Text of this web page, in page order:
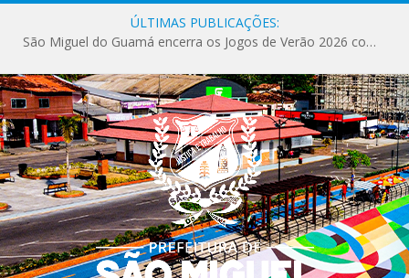
ÚLTIMAS PUBLICAÇÕES:
São Miguel do Guamá encerra os Jogos de Verão 2026 com sucesso de público e competições.